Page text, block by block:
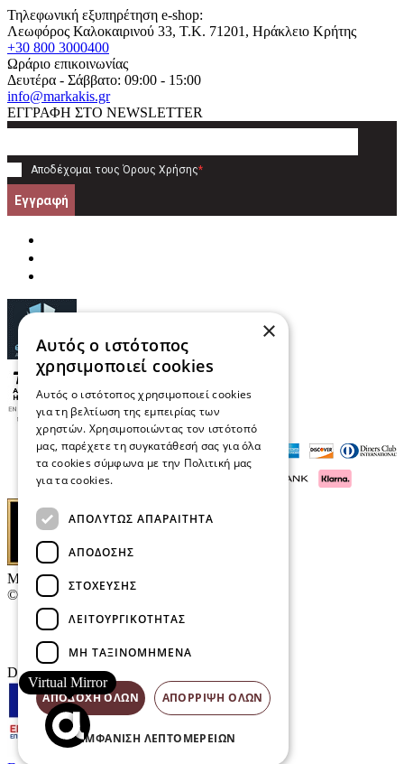
Τηλεφωνική εξυπηρέτηση e-shop:
Λεωφόρος Καλοκαιρινού 33, T.K. 71201, Ηράκλειο Κρήτης
+30 800 3000400
Ωράριο επικοινωνίας
Δευτέρα - Σάββατο: 09:00 - 15:00
info@markakis.gr
ΕΓΓΡΑΦΗ ΣΤΟ NEWSLETTER
Αποδέχομαι τους Όρους Χρήσης*
Εγγραφή
Μαρκάκης Οπτικά
© 2026
Επικοινωνία
E-Volution Awards
Designed & developed by
Virtual Mirror
×
Αυτός ο ιστότοπος
χρησιμοποιεί cookies
Αυτός ο ιστότοπος χρησιμοποιεί cookies
για τη βελτίωση της εμπειρίας των
χρηστών. Χρησιμοποιώντας τον ιστότοπό
μας, παρέχετε τη συγκατάθεσή σας για όλα
τα cookies σύμφωνα με την Πολιτική μας
για τα cookies.
ΑΠΟΛΎΤΩΣ ΑΠΑΡΑΊΤΗΤΑ
ΑΠΌΔΟΣΗΣ
ΣΤΌΧΕΥΣΗΣ
ΛΕΙΤΟΥΡΓΙΚΌΤΗΤΑΣ
ΜΗ ΤΑΞΙΝΟΜΗΜΈΝΑ
ΑΠΟΔΟΧΉ ΌΛΩΝ ΑΠΌΡΡΙΨΗ ΌΛΩΝ
ΕΜΦΆΝΙΣΗ ΛΕΠΤΟΜΕΡΕΙΏΝ